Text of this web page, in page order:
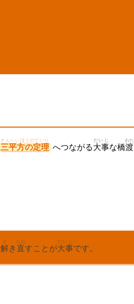
三平方の定理
さんへいほうのていり
へつながる大事
だいじ
な橋渡
わた
解
と
き 直
なお
すことが大事
だいじ
です。